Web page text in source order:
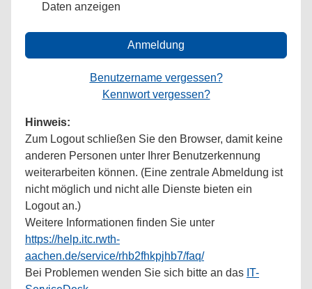
Daten anzeigen
Anmeldung
Benutzername vergessen?
Kennwort vergessen?
Hinweis:
Zum Logout schließen Sie den Browser, damit keine
anderen Personen unter Ihrer Benutzerkennung
weiterarbeiten können. (Eine zentrale Abmeldung ist
nicht möglich und nicht alle Dienste bieten ein
Logout an.)
Weitere Informationen finden Sie unter
https://help.itc.rwth-
aachen.de/service/rhb2fhkpjhb7/faq/
Bei Problemen wenden Sie sich bitte an das IT-